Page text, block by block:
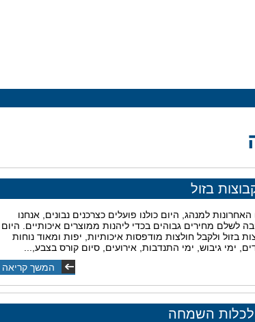
בזול
למנהג, היום כולנו פועלים כצרכנים נבונים, אנחנו
לשלם מחירים גבוהים בכדי ליהנות ממוצרים איכותיים. היום
בזול ולקבל חולצות מודפסות איכותיות, יפות ומאוד נוחות
ימי גיבוש, ימי התנדבות, אירועים, סיום קורס בצבע,...
המשך קריאה
לכלות השמחה